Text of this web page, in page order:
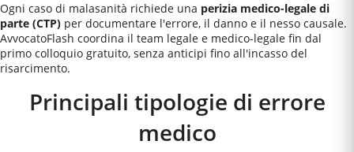
Ogni caso di malasanità richiede una perizia medico-legale di
parte (CTP) per documentare l'errore, il danno e il nesso causale.
AvvocatoFlash coordina il team legale e medico-legale fin dal
primo colloquio gratuito, senza anticipi fino all'incasso del
risarcimento.
Principali tipologie di errore
medico